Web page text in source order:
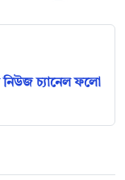
চ্যানেল ফলো